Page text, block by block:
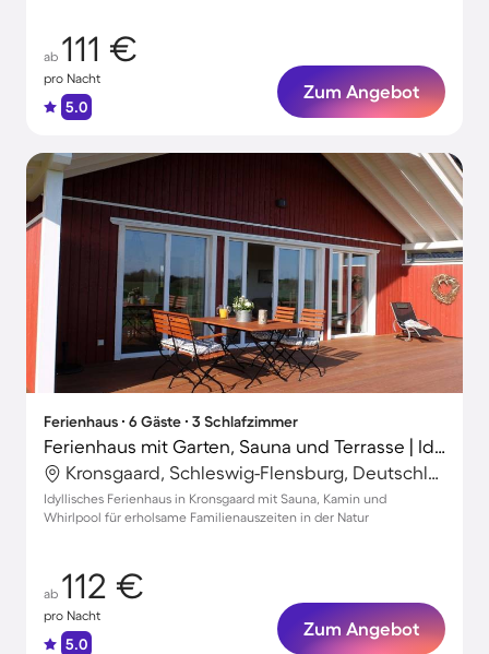
ab 111 €
pro Nacht
5.0
Zum Angebot
Ferienhaus ∙ 6 Gäste ∙ 3 Schlafzimmer
Ferienhaus mit Garten, Sauna und Terrasse | Ideal für Homeoffice
Kronsgaard, Schleswig-Flensburg, Deutschland
Idyllisches Ferienhaus in Kronsgaard mit Sauna, Kamin und
Whirlpool für erholsame Familienauszeiten in der Natur
ab 112 €
pro Nacht
5.0
Zum Angebot